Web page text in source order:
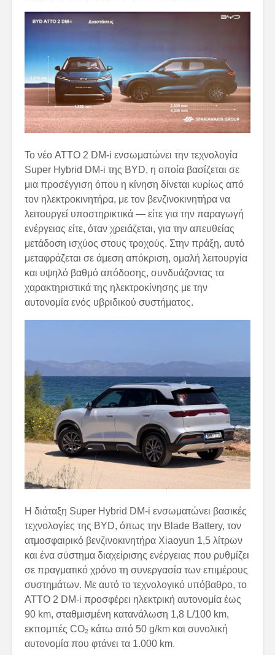
Το νέο ATTO 2 DM-i ενσωματώνει την τεχνολογία
Super Hybrid DM-i της BYD, η οποία βασίζεται σε
μια προσέγγιση όπου η κίνηση δίνεται κυρίως από
τον ηλεκτροκινητήρα, με τον βενζινοκινητήρα να
λειτουργεί υποστηρικτικά — είτε για την παραγωγή
ενέργειας είτε, όταν χρειάζεται, για την απευθείας
μετάδοση ισχύος στους τροχούς. Στην πράξη, αυτό
μεταφράζεται σε άμεση απόκριση, ομαλή λειτουργία
και υψηλό βαθμό απόδοσης, συνδυάζοντας τα
χαρακτηριστικά της ηλεκτροκίνησης με την
αυτονομία ενός υβριδικού συστήματος.
Η διάταξη Super Hybrid DM-i ενσωματώνει βασικές
τεχνολογίες της BYD, όπως την Blade Battery, τον
ατμοσφαιρικό βενζινοκινητήρα Xiaoyun 1,5 λίτρων
και ένα σύστημα διαχείρισης ενέργειας που ρυθμίζει
σε πραγματικό χρόνο τη συνεργασία των επιμέρους
συστημάτων. Με αυτό το τεχνολογικό υπόβαθρο, το
ATTO 2 DM-i προσφέρει ηλεκτρική αυτονομία έως
90 km, σταθμισμένη κατανάλωση 1,8 L/100 km,
εκπομπές CO₂ κάτω από 50 g/km και συνολική
αυτονομία που φτάνει τα 1.000 km.